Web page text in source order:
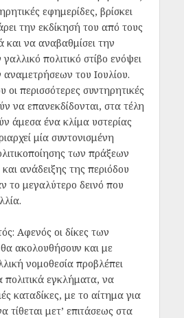
εφημερίδες, βρίσκει
την εκδίκησή του από τους
να αναβαθμίσει την
πολιτικό στίβο ενόψει
του Ιουλίου.
περισσότερες συντηρητικές
να επανεκδίδονται, στα τέλη
άμεσα ένα κλίμα υστερίας
μία συντονισμένη
των πράξεων
ανάδειξης της περιόδου
το μεγαλύτερο δεινό που
Αφενός οι δίκες των
ακολουθήσουν και με
νομοθεσία προβλέπει
εγκλήματα, να
καταδίκες, με το αίτημα για
τίθεται μετ’ επιτάσεως στα